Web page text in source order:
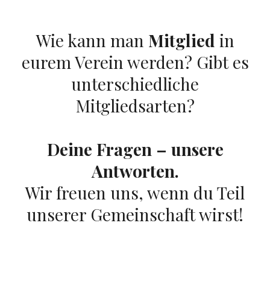
Wie kann man Mitglied in
eurem Verein werden? Gibt es
unterschiedliche
Mitgliedsarten?
Deine Fragen – unsere
Antworten.
Wir freuen uns, wenn du Teil
unserer Gemeinschaft wirst!